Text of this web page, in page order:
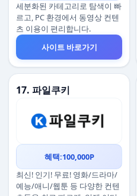
세분화된 카테고리로 탐색이 빠
르고, PC 환경에서 동영상 컨텐
츠 이용이 편리합니다.
사이트 바로가기
17. 파일쿠키
혜택:100,000P
최신! 인기! 무료! 영화/드라마/
예능/애니/웹툰 등 다양한 컨텐